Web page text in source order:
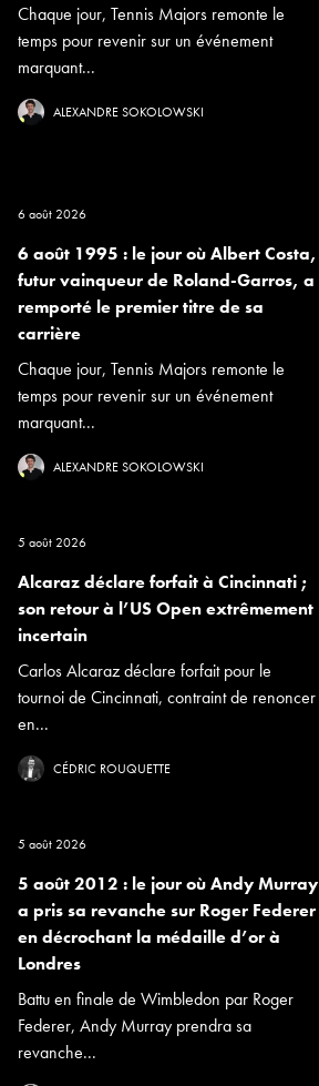
Chaque jour, Tennis Majors remonte le
temps pour revenir sur un événement
marquant...
ALEXANDRE SOKOLOWSKI
6 août 2026
6 août 1995 : le jour où Albert Costa,
futur vainqueur de Roland-Garros, a
remporté le premier titre de sa
carrière
Chaque jour, Tennis Majors remonte le
temps pour revenir sur un événement
marquant...
ALEXANDRE SOKOLOWSKI
5 août 2026
Alcaraz déclare forfait à Cincinnati ;
son retour à l’US Open extrêmement
incertain
Carlos Alcaraz déclare forfait pour le
tournoi de Cincinnati, contraint de renoncer
en...
CÉDRIC ROUQUETTE
5 août 2026
5 août 2012 : le jour où Andy Murray
a pris sa revanche sur Roger Federer
en décrochant la médaille d’or à
Londres
Battu en finale de Wimbledon par Roger
Federer, Andy Murray prendra sa
revanche...